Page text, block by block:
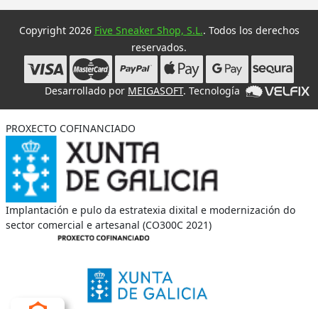
Copyright 2026 Five Sneaker Shop, S.L.. Todos los derechos
reservados.
Desarrollado por MEIGASOFT. Tecnología
PROXECTO COFINANCIADO
Implantación e pulo da estratexia dixital e modernización do
sector comercial e artesanal (CO300C 2021)